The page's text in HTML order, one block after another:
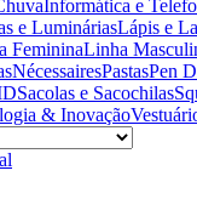
Informática e
e LumináriasLápis e
FemininaLinha
NécessairesPastasPen
Sacolas e Sacochilas
& Inovação